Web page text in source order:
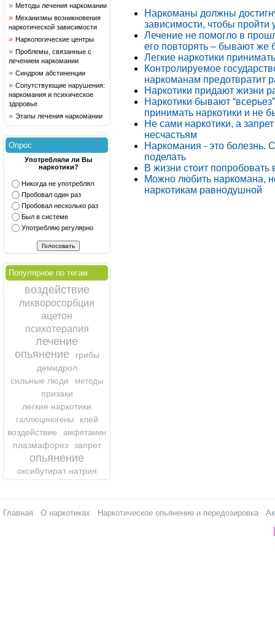
» Методы лечения наркомании
» Механизмы возникновения
наркотической зависимости
» Наркологические центры
» Проблемы, связанные с
лечением наркомании
» Синдром абстиненции
» Сопутствующие нарушения:
наркомания и психическое
здоровье
» Этапы лечения наркомании
Опрос
Употребляли ли Вы
наркотики?
Никогда не употреблял
Пробовал один раз
Пробовал несколько раз
Был в системе
Употребляю регулярно
Популярное по тегам
воздействие
ликворосорбция
ацетон
психотерапия
лечение
опьянение
грибы
демидрол
сильные люди
методы
призаки
легкие наркотики
галлюциногены
клей
воздействие
амфетамин
плазмафорез запрет
опьянение
оксибутират натрия
Наркоманы должны
зависимости, чтобы
Лечение не помогло в
его повторять – бывают же
Легкие наркотики
Контролируемое
наркоманам предотвратит
Наркотики придают жизни
Наркотики бывают
принимать наркотики и не
Не сами наркотики, а
несчастьям
Наркомания - это болезнь.
поделать
В жизни стоит попробовать
Можно любить наркомана,
наркотикам равнодушной
Главная О наркотиках Наркотическое опьянение и передозировка